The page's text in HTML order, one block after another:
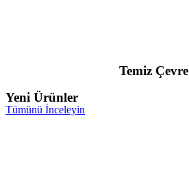
Temiz Çevre
Yeni Ürünler
Tümünü İnceleyin